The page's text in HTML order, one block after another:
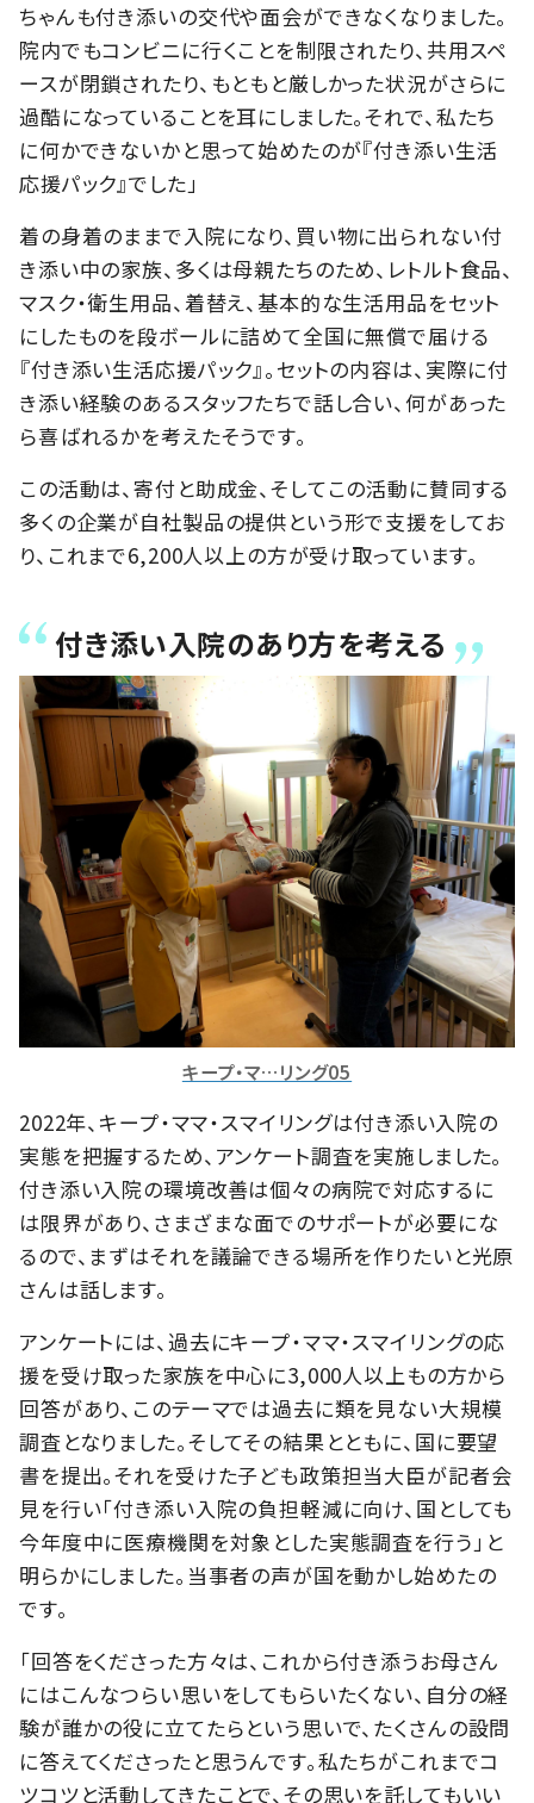
ちゃんも付き添いの交代や面会ができなくなりました。
院内でもコンビニに行くことを制限されたり、共用スペ
ースが閉鎖されたり、もともと厳しかった状況がさらに
過酷になっていることを耳にしました。それで、私たち
に何かできないかと思って始めたのが『付き添い生活
応援パック』でした」
着の身着のままで入院になり、買い物に出られない付
き添い中の家族、多くは母親たちのため、レトルト食品、
マスク・衛生用品、着替え、基本的な生活用品をセット
にしたものを段ボールに詰めて全国に無償で届ける
『付き添い生活応援パック』。セットの内容は、実際に付
き添い経験のあるスタッフたちで話し合い、何があった
ら喜ばれるかを考えたそうです。
この活動は、寄付と助成金、そしてこの活動に賛同する
多くの企業が自社製品の提供という形で支援をしてお
り、これまで6,200人以上の方が受け取っています。
付き添い入院のあり方を考える
キープ・マ…リング05
2022年、キープ・ママ・スマイリングは付き添い入院の
実態を把握するため、アンケート調査を実施しました。
付き添い入院の環境改善は個々の病院で対応するに
は限界があり、さまざまな面でのサポートが必要にな
るので、まずはそれを議論できる場所を作りたいと光原
さんは話します。
アンケートには、過去にキープ・ママ・スマイリングの応
援を受け取った家族を中心に3,000人以上もの方から
回答があり、このテーマでは過去に類を見ない大規模
調査となりました。そしてその結果とともに、国に要望
書を提出。それを受けた子ども政策担当大臣が記者会
見を行い「付き添い入院の負担軽減に向け、国としても
今年度中に医療機関を対象とした実態調査を行う」と
明らかにしました。当事者の声が国を動かし始めたの
です。
「回答をくださった方々は、これから付き添うお母さん
にはこんなつらい思いをしてもらいたくない、自分の経
験が誰かの役に立てたらという思いで、たくさんの設問
に答えてくださったと思うんです。私たちがこれまでコ
ツコツと活動してきたことで、その思いを託してもいい